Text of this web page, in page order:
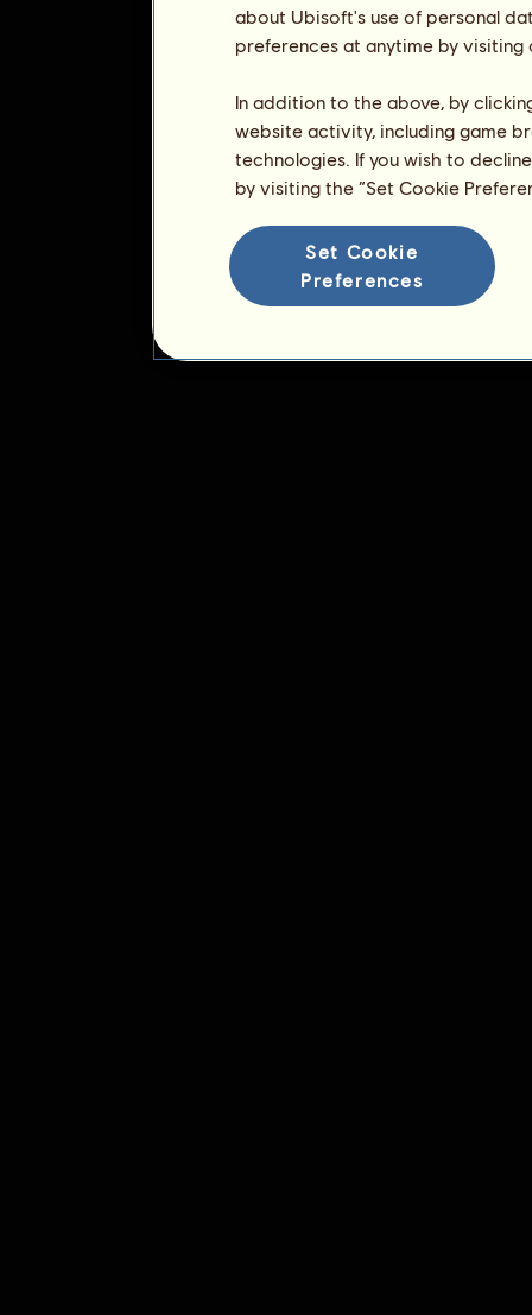
about Ubisoft's use of personal
preferences at anytime by
In addition to the above, by
website activity, including game
technologies. If you wish to
by visiting the “Set Cookie
Set Cookie
Preferences